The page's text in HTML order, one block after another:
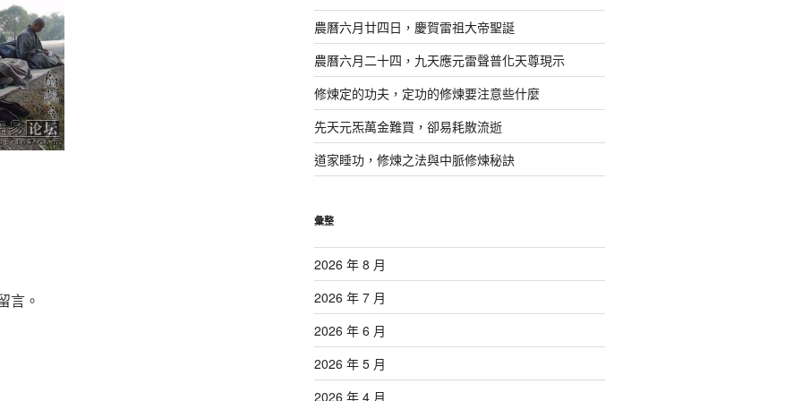
言。
農曆六月廿四日，慶賀雷祖大帝聖誕
農曆六月二十四，九天應元雷聲普化天尊現示
修煉定的功夫，定功的修煉要注意些什麼
先天元炁萬金難買，卻易耗散流逝
道家睡功，修煉之法與中脈修煉秘訣
彙整
2026 年 8 月
2026 年 7 月
2026 年 6 月
2026 年 5 月
2026 年 4 月